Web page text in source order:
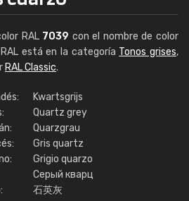
RAL 7039 con el nombre de color
está en la categoría Tonos grises,
RAL Classic.
Kwartsgrijs
Quartz grey
Quarzgrau
Gris quartz
Grigio quarzo
Серый кварц
石英灰